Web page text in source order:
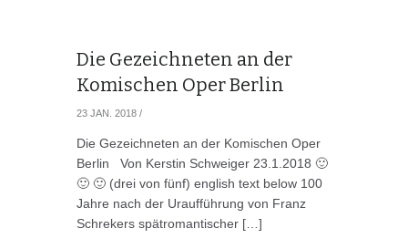
Die Gezeichneten an der
Komischen Oper Berlin
23 JAN. 2018 /
Die Gezeichneten an der Komischen Oper
Berlin Von Kerstin Schweiger 23.1.2018 🙂
🙂 🙂 (drei von fünf) english text below 100
Jahre nach der Uraufführung von Franz
Schrekers spätromantischer […]